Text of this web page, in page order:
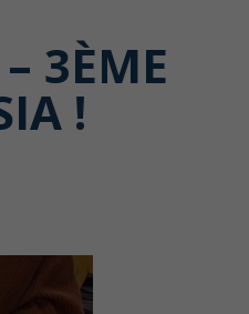
3ÈME
!